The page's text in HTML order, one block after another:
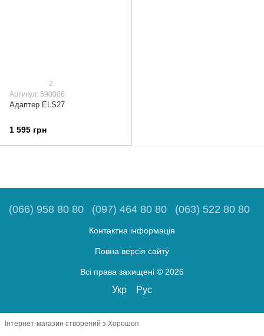
2
Артикул: 590006
Адаптер ELS27
1 595 грн
(066) 958 80 80 (097) 464 80 80 (063) 522 80 80
Контактна інформація
Повна версія сайту
Всі права захищені © 2026
Укр Рус
Інтернет-магазин створений з Хорошоп